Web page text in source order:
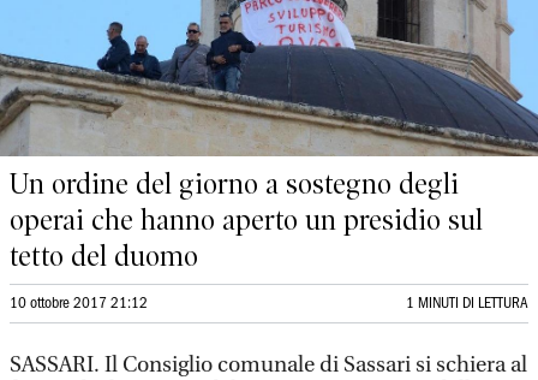
Un ordine del giorno a sostegno degli
operai che hanno aperto un presidio sul
tetto del duomo
10 ottobre 2017 21:12 1 MINUTI DI LETTURA
SASSARI. Il Consiglio comunale di Sassari si schiera al